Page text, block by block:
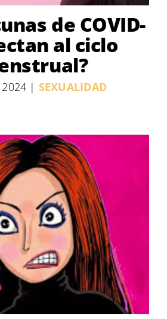
de COVID-
al ciclo
| SEXUALIDAD